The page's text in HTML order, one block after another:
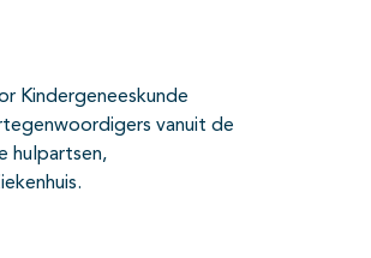
Kindergeneeskunde
vanuit de
hulpartsen,